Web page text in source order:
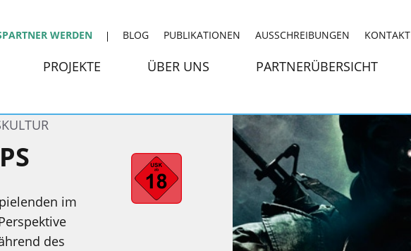
WERDEN BLOG PUBLIKATIONEN AUSSCHREIBUNGEN KONTAKT
PROJEKTE ÜBER UNS PARTNERÜBERSICHT
im
des